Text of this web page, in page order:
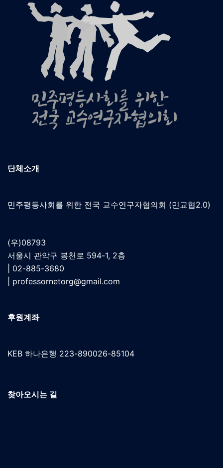
단체소개
민주평등사회를 위한 전국 교수연구자협의회 (민교협2.0)
(우)08793
서울시 관악구 봉천로 594-1, 2층
| 02-885-3680
professornetorg@gmail.com
후원계좌
KEB 하나은행 223-890026-85104
찾아오시는 길